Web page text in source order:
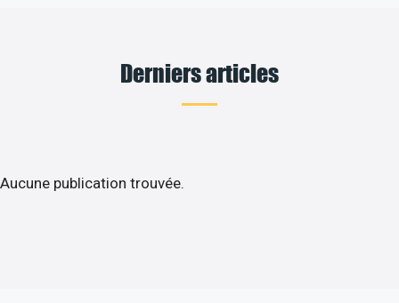
Derniers articles
Aucune publication trouvée.